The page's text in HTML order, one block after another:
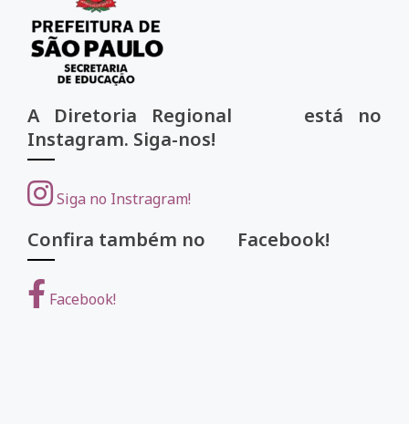
A Diretoria Regional está no
Instagram. Siga-nos!
Siga no Instragram!
Confira também no Facebook!
Facebook!